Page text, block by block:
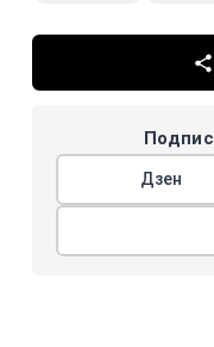
Дзен